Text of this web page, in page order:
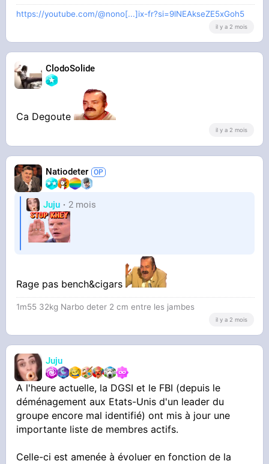
https://youtube.com/@nono[...]ix-fr?si=9lNEAkseZE5xGoh5
il y a 2 mois
ClodoSolide
Ca Degoute
il y a 2 mois
Natiodeter
Juju 2 mois
Rage pas bench&cigars
1m55 32kg Narbo deter 2 cm entre les jambes
il y a 2 mois
Juju
A l'heure actuelle, la DGSI et le FBI (depuis le
déménagement aux Etats-Unis d'un leader du
groupe encore mal identifié) ont mis à jour une
importante liste de membres actifs.
Celle-ci est amenée à évoluer en fonction de la